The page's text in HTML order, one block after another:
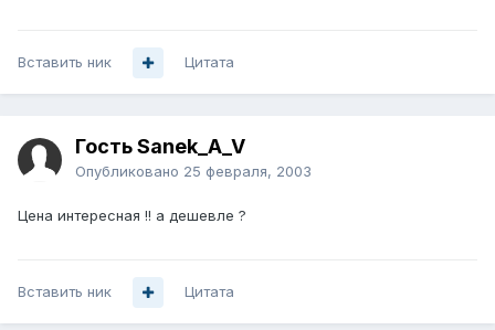
Вставить ник Цитата
Гость Sanek_A_V
Опубликовано 25 февраля, 2003
Цена интересная !! а дешевле ?
Вставить ник Цитата